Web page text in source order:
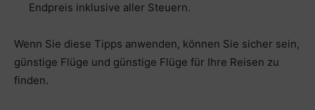
Endpreis inklusive aller Steuern.
Wenn Sie diese Tipps anwenden, können Sie sicher sein,
günstige Flüge und günstige Flüge für Ihre Reisen zu
finden.